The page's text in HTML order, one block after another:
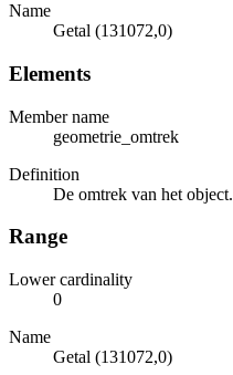
Name
Getal (131072,0)
Elements
Member name
geometrie_omtrek
Definition
De omtrek van het object.
Range
Lower cardinality
0
Name
Getal (131072,0)